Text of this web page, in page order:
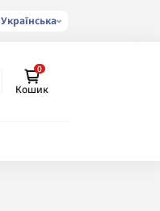
Українська
0
Кошик